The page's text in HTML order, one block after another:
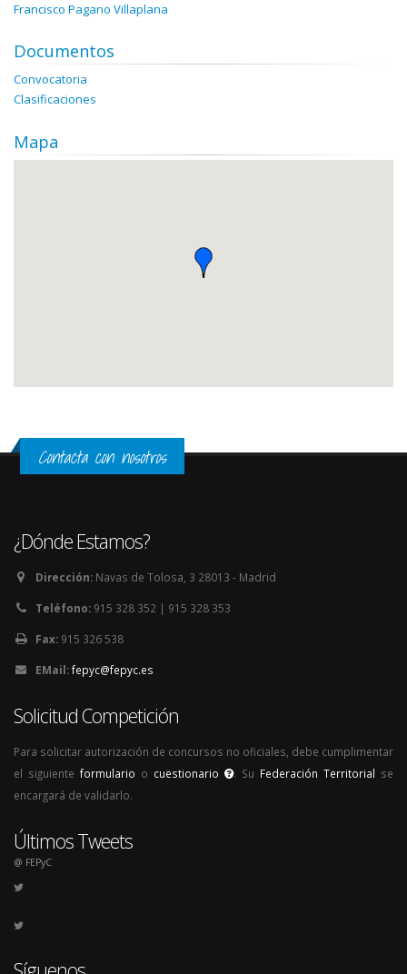
Francisco Pagano Villaplana
Documentos
Convocatoria
Clasificaciones
Mapa
Contacta con nosotros
¿Dónde Estamos?
Dirección: Navas de Tolosa, 3 28013 - Madrid
Teléfono: 915 328 352 | 915 328 353
Fax: 915 326 538
EMail:fepyc@fepyc.es
Solicitud Competición
Para solicitar autorización de concursos no oficiales, debe cumplimentar
el siguiente formulario o cuestionario . Su Federación Territorial se
encargará de validarlo.
Últimos Tweets
@ FEPyC